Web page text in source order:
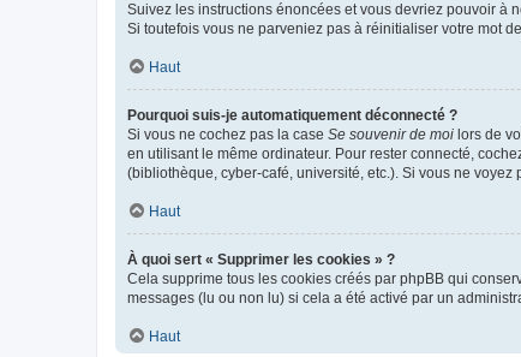
Suivez les instructions énoncées et vous devriez pouvoir à
Si toutefois vous ne parveniez pas à réinitialiser votre mot
Haut
Pourquoi suis-je automatiquement déconnecté ?
Si vous ne cochez pas la case Se souvenir de moi lors de
en utilisant le même ordinateur. Pour rester connecté,
(bibliothèque, cyber-café, université, etc.). Si vous ne
Haut
À quoi sert « Supprimer les cookies » ?
Cela supprime tous les cookies créés par phpBB qui
messages (lu ou non lu) si cela a été activé par un
Haut